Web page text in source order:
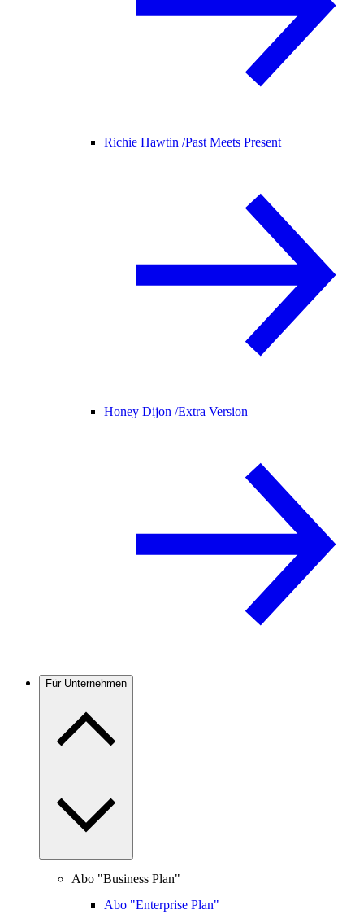
Richie Hawtin /Past Meets Present
Honey Dijon /Extra Version
Für Unternehmen
Abo "Business Plan"
Abo "Enterprise Plan"